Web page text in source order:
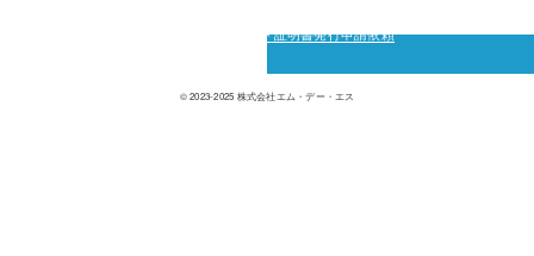
カーボン・オフセット証明書発行申請依頼
© 2023-2025 株式会社エム・デー・エス